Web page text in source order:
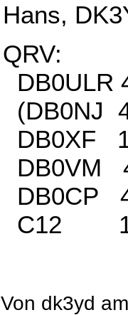
Hans,
QRV:
DB0ULR
(DB0NJ
DB0XF
DB0VM
DB0CP
C12
Von dk3yd